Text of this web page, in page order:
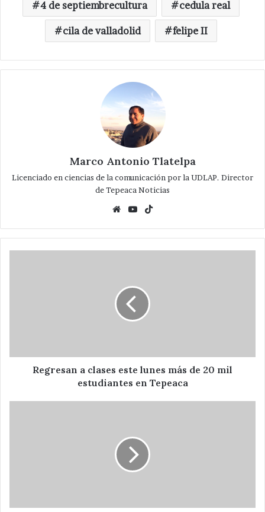
4 de septiembrecultura cedula real
cila de valladolid felipe II
Marco Antonio Tlatelpa
Licenciado en ciencias de la comunicación por la UDLAP. Director
de Tepeaca Noticias
WebsiteYouTube
mil
estudiantesRegresan a clases este lunes más de 20 mil
estudiantes en Tepeaca
;